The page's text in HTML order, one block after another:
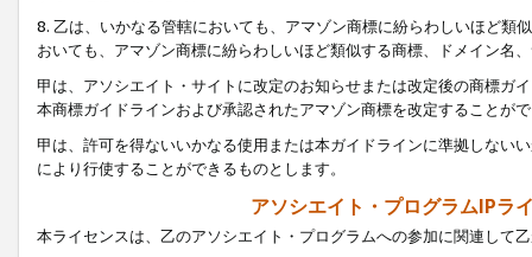
8. 乙は、いかなる管轄においても、アマゾン商標に紛らわしいほど類
おいても、アマゾン商標に紛らわしいほど類似する商標、ドメイン名
甲は、アソシエイト・サイトに改定のお知らせまたは改定後の商標ガ
本商標ガイドラインおよび承認されたアマゾン商標を改定することが
甲は、許可を得ないいかなる使用または本ガイドラインに準拠しない
により行使することができるものとします。
アソシエイト・プログラムIPラ
本ライセンスは、乙のアソシエイト・プログラムへの参加に関連して